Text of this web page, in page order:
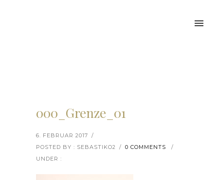
000_Grenze_01
6. FEBRUAR 2017 /
POSTED BY : SEBASTIKO2 / 0 COMMENTS
/
UNDER :